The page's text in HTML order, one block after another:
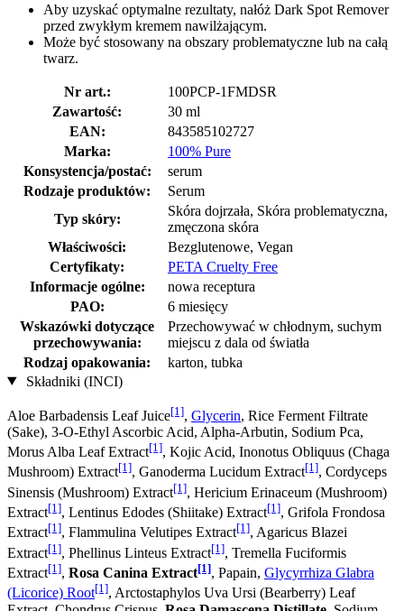
Aby uzyskać optymalne rezultaty, nałóż Dark Spot Remover
przed zwykłym kremem nawilżającym.
Może być stosowany na obszary problematyczne lub na całą
twarz.
Nr art.:
100PCP-1FMDSR
Zawartość:
30 ml
EAN:
843585102727
Marka:
100% Pure
Konsystencja/postać:
serum
Rodzaje produktów:
Serum
Typ skóry:
Skóra dojrzała, Skóra problematyczna,
zmęczona skóra
Właściwości:
Bezglutenowe, Vegan
Certyfikaty:
PETA Cruelty Free
Informacje ogólne:
nowa receptura
PAO:
6 miesięcy
Wskazówki dotyczące
przechowywania:
Przechowywać w chłodnym, suchym
miejscu z dala od światła
Rodzaj opakowania:
karton, tubka
Składniki (INCI)
Aloe Barbadensis Leaf Juice[1], Glycerin, Rice Ferment Filtrate
(Sake), 3-O-Ethyl Ascorbic Acid, Alpha-Arbutin, Sodium Pca,
Morus Alba Leaf Extract[1], Kojic Acid, Inonotus Obliquus (Chaga
Mushroom) Extract[1], Ganoderma Lucidum Extract[1], Cordyceps
Sinensis (Mushroom) Extract[1], Hericium Erinaceum (Mushroom)
Extract[1], Lentinus Edodes (Shiitake) Extract[1], Grifola Frondosa
Extract[1], Flammulina Velutipes Extract[1], Agaricus Blazei
Extract[1], Phellinus Linteus Extract[1], Tremella Fuciformis
Extract[1], Rosa Canina Extract[1], Papain, Glycyrrhiza Glabra
(Licorice) Root[1], Arctostaphylos Uva Ursi (Bearberry) Leaf